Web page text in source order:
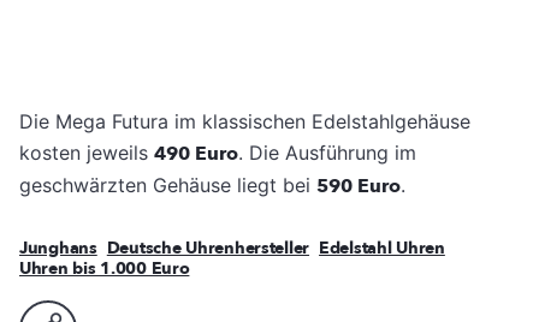
Die Mega Futura im klassischen Edelstahlgehäuse
kosten jeweils 490 Euro. Die Ausführung im
geschwärzten Gehäuse liegt bei 590 Euro.
Junghans Deutsche Uhrenhersteller Edelstahl Uhren
Uhren bis 1.000 Euro